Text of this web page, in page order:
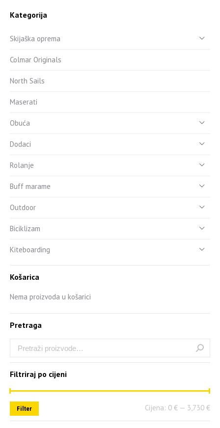
Kategorija
Skijaška oprema
Colmar Originals
North Sails
Maserati
Obuća
Dodaci
Rolanje
Buff marame
Outdoor
Biciklizam
Kiteboarding
Košarica
Nema proizvoda u košarici
Pretraga
Filtriraj po cijeni
Filter Cijena: 0 € — 3,730 €